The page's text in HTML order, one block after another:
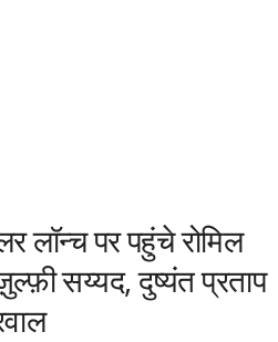
लॉन्च पर पहुंचे रोमिल
सय्यद, दुष्यंत प्रताप